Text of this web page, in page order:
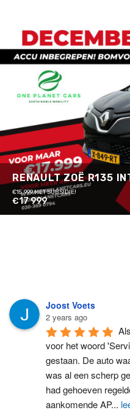
RENAULT ZOË R135
€15.999 MET SUBSIDIE!
€17 999
Joost Voets
2 years ago
voor het woord
gestaan. De auto
was al een scherp
had gehoeven
aankomende AP...